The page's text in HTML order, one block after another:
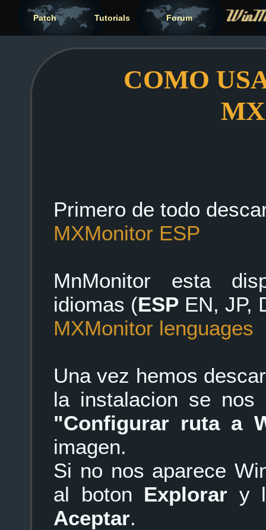
Patch Tutorials Forum
COMO
Primero de todo
MXMonitor ESP
MnMonitor esta
idiomas (ESP EN, JP,
MXMonitor lenguages
Una vez hemos
la instalacion se nos
"Configurar ruta a
imagen.
Si no nos aparece
al boton Explorar y
Aceptar.